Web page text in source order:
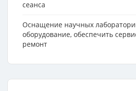
сеанса
Оснащение научных
оборудование, обеспечить
ремонт